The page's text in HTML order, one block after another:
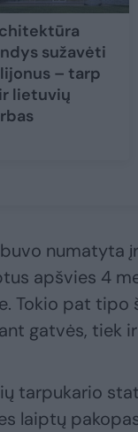
sužavėti
– tarp
lietuvių
numatyta
apšvies 4
Tokio pat tipo
gatvės, tiek
tarpukario
laiptų